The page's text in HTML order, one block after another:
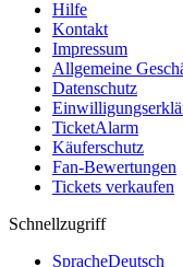
Hilfe
Kontakt
Impressum
Allgemeine
Datenschutz
TicketAlarm
Käuferschutz
Fan-Bewertungen
Tickets verkaufen
Schnellzugriff
SpracheDeutsch